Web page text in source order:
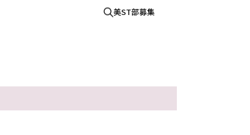
美ST部募集